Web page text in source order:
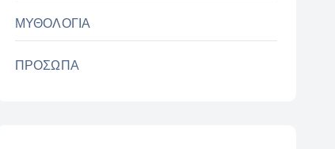
ΜΥΘΟΛΟΓΙΑ
ΠΡΟΣΩΠΑ